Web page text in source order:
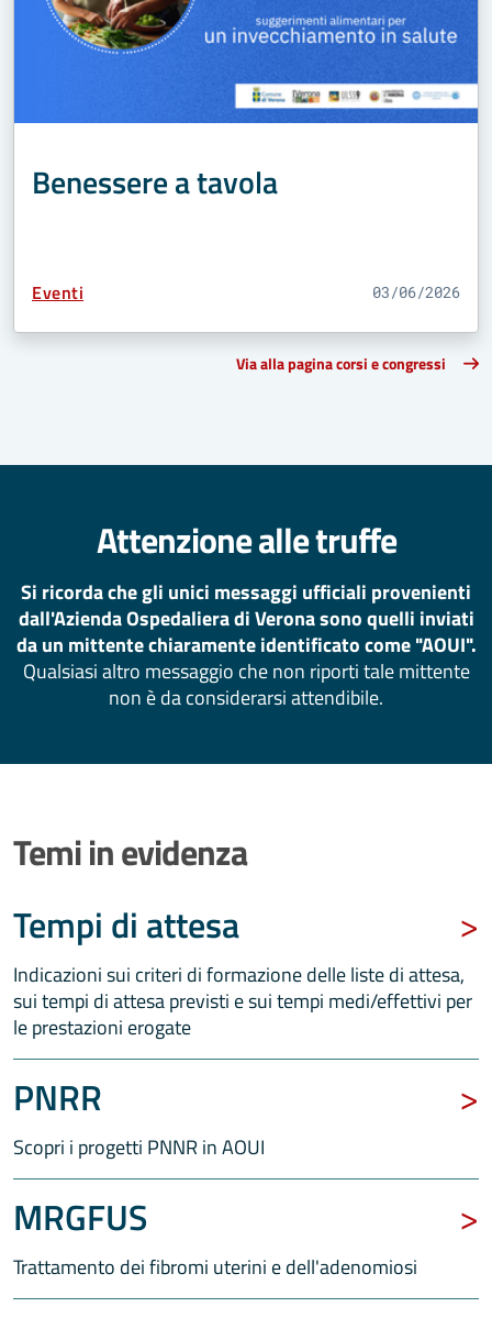
Benessere a tavola
Tipo Contenuto:
Eventi 03/06/2026
Via alla pagina corsi e congressi
Attenzione alle truffe
Si ricorda che gli unici messaggi ufficiali provenienti
dall'Azienda Ospedaliera di Verona sono quelli inviati
da un mittente chiaramente identificato come "AOUI".
Qualsiasi altro messaggio che non riporti tale mittente
non è da considerarsi attendibile.
Temi in evidenza
Tempi di attesa
Indicazioni sui criteri di formazione delle liste di attesa,
sui tempi di attesa previsti e sui tempi medi/effettivi per
le prestazioni erogate
PNRR
Scopri i progetti PNNR in AOUI
MRGFUS
Trattamento dei fibromi uterini e dell'adenomiosi